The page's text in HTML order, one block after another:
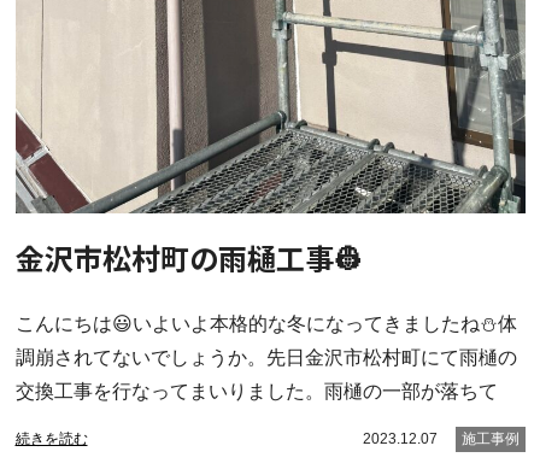
金沢市松村町の雨樋工事👷
こんにちは😃いよいよ本格的な冬になってきましたね⛄️体
調崩されてないでしょうか。先日金沢市松村町にて雨樋の
交換工事を行なってまいりました。雨樋の一部が落ちて
続きを読む 2023.12.07 施工事例